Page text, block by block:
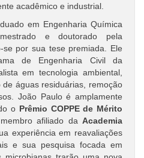
acadêmico e industrial.
em Engenharia Química
e doutorado pela
se por sua tese premiada. Ele
de Engenharia Civil da
em tecnologia ambiental,
águas residuárias, remoção
João Paulo é amplamente
o Prêmio COPPE de Mérito
afiliado da Academia
experiência em reavaliações
e sua pesquisa focada em